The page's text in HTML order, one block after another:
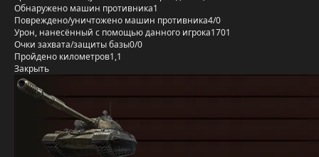
Обнаружено машин противника1
Повреждено/уничтожено машин противника4/0
Урон, нанесённый с помощью данного игрока1701
Очки захвата/защиты базы0/0
Пройдено километров1,1
Закрыть